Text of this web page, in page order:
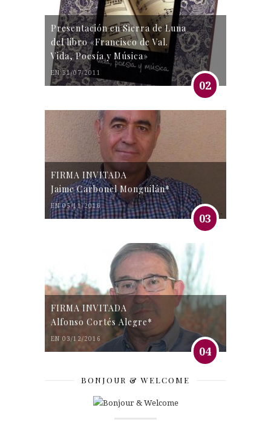
Presentación en Sierra de Luna
del libro «Francisco de Val.
Vida, Poesía y Música»
EN 31/07/2011
02
FIRMA INVITADA
Jaime Carbonel Monguilán*
EN 05/11/2016
03
FIRMA INVITADA
Alfonso Cortés Alegre*
EN 03/12/2016
04
BONJOUR & WELCOME